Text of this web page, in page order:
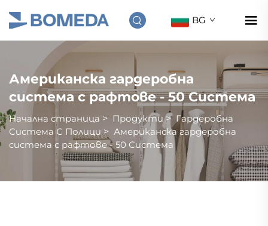
BG
Американска гардеробна
система с рафтове - 50 Система
Начална страница > Продукти> Гардеробна
Система С Полици> Американска гардеробна
система с рафтове - 50 Система